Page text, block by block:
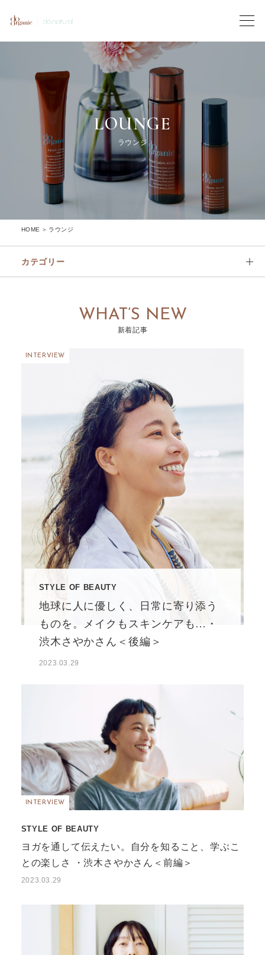
LOUNGE
ラウンジ
HOME ラウンジ
カテゴリー
WHAT’S NEW
新着記事
INTERVIEW
STYLE OF BEAUTY
地球に人に優しく、日常に寄り添う
ものを。メイクもスキンケアも…・
渋木さやかさん＜後編＞
2023.03.29
INTERVIEW
STYLE OF BEAUTY
ヨガを通して伝えたい。自分を知ること、学ぶこ
との楽しさ ・渋木さやかさん＜前編＞
2023.03.29